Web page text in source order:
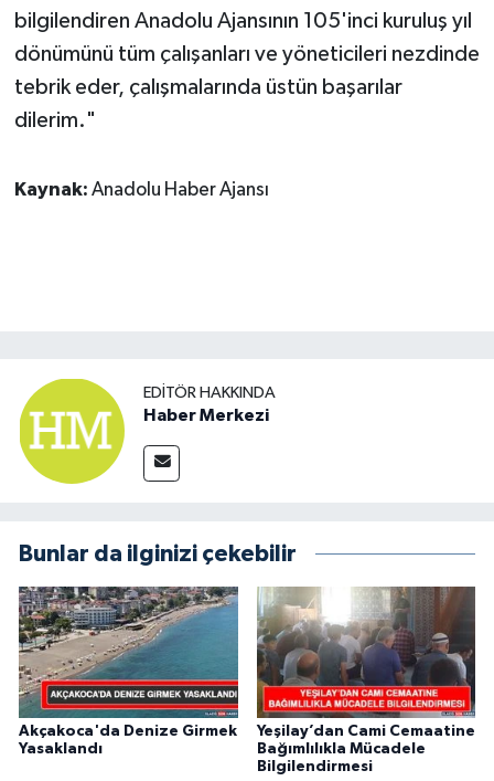
bilgilendiren Anadolu Ajansının 105'inci kuruluş yıl
dönümünü tüm çalışanları ve yöneticileri nezdinde
tebrik eder, çalışmalarında üstün başarılar
dilerim."
Kaynak: Anadolu Haber Ajansı
EDITÖR HAKKINDA
Haber Merkezi
Bunlar da ilginizi çekebilir
Akçakoca'da Denize Girmek
Yasaklandı
Yeşilay’dan Cami Cemaatine
Bağımlılıkla Mücadele
Bilgilendirmesi